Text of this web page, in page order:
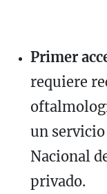
Primer
requiere
un
Nacional
privado.